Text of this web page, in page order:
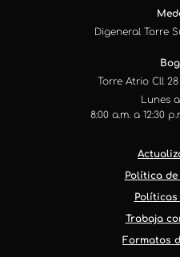
Digeneral Torre
Torre Atrio Cll 28
Lunes
8:00 a.m. a 12:30
Política
Políticas
Trabaja
Formatos